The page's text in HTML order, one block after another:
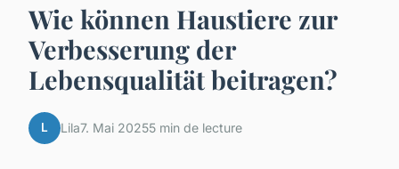
Wie können Haustiere zur
Verbesserung der
Lebensqualität beitragen?
L Lila7. Mai 20255 min de lecture